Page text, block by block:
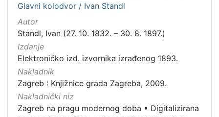
Glavni kolodvor / Ivan Standl
Autor
Standl, Ivan (27. 10. 1832. – 30. 8. 1897.)
Izdanje
Elektroničko izd. izvornika izrađenog 1893.
Nakladnik
Zagreb : Knjižnice grada Zagreba, 2009.
Nakladnički niz
Zagreb na pragu modernog doba • Digitalizirana